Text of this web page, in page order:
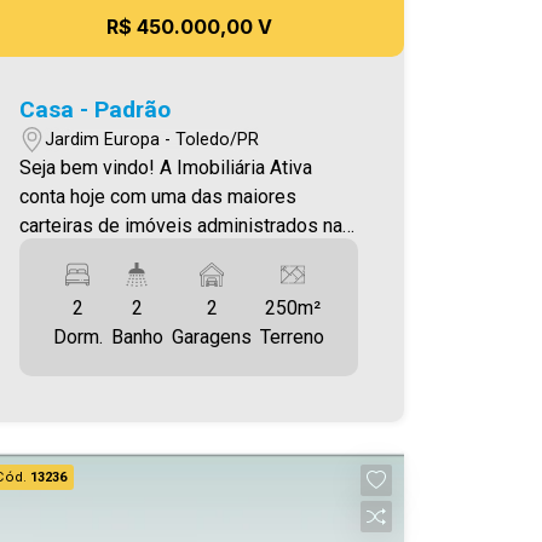
R$ 450.000,00 V
Casa - Padrão
Jardim Europa - Toledo/PR
Seja bem vindo! A Imobiliária Ativa
conta hoje com uma das maiores
carteiras de imóveis administrados na
venda. Confira mais uma de nossas
opções! Casa Localizada no Jardim
Europa. O Imóvel conta com: - Sala de
aproximadamente 100,00m² Área
terreno 250,00m² Aproveite essa
2
Dorm.
2
Banho
2
Garagens
250m²
Terreno
13236